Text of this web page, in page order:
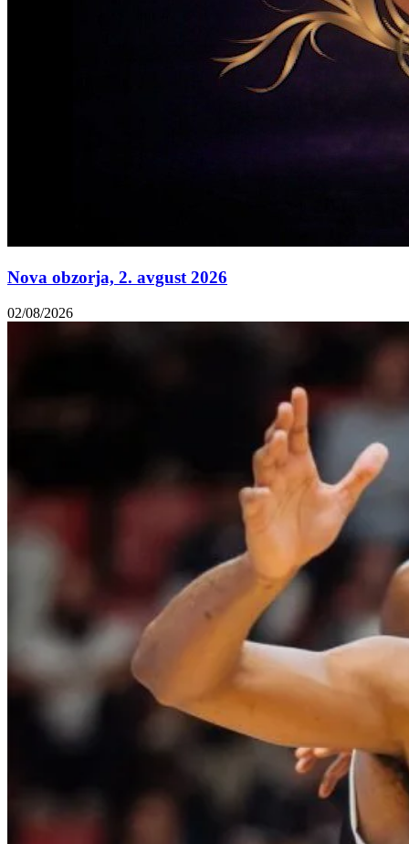
Nova obzorja, 2. avgust 2026
02/08/2026